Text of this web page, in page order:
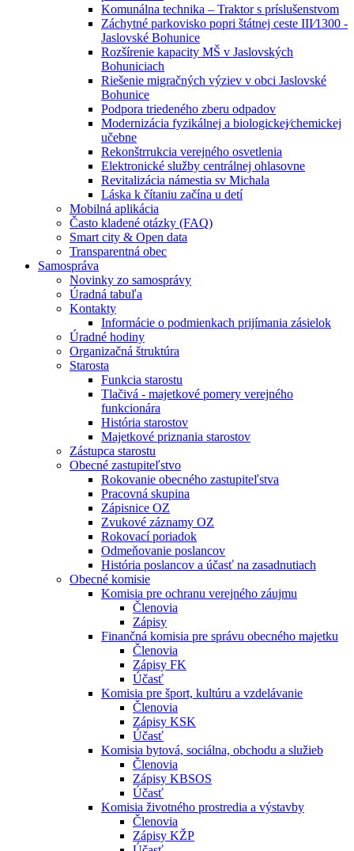
Komunálna technika – Traktor s príslušenstvom
Záchytné parkovisko popri štátnej ceste III⁄1300 -
Jaslovské Bohunice
Rozšírenie kapacity MŠ v Jaslovských
Bohuniciach
Riešenie migračných výziev v obci Jaslovské
Bohunice
Podpora triedeného zberu odpadov
Modernizácia fyzikálnej a biologickej⁄chemickej
učebne
Rekonštrrukcia verejného osvetlenia
Elektronické služby centrálnej ohlasovne
Revitalizácia námestia sv Michala
Láska k čítaniu začína u detí
Mobilná aplikácia
Často kladené otázky (FAQ)
Smart city & Open data
Transparentná obec
Samospráva
Novinky zo samosprávy
Úradná tabuľa
Kontakty
Informácie o podmienkach prijímania zásielok
Úradné hodiny
Organizačná štruktúra
Starosta
Funkcia starostu
Tlačivá - majetkové pomery verejného
funkcionára
História starostov
Majetkové priznania starostov
Zástupca starostu
Obecné zastupiteľstvo
Rokovanie obecného zastupiteľstva
Pracovná skupina
Zápisnice OZ
Zvukové záznamy OZ
Rokovací poriadok
Odmeňovanie poslancov
História poslancov a účasť na zasadnutiach
Obecné komisie
Komisia pre ochranu verejného záujmu
Členovia
Zápisy
Finančná komisia pre správu obecného majetku
Členovia
Zápisy FK
Účasť
Komisia pre šport, kultúru a vzdelávanie
Členovia
Zápisy KSK
Účasť
Komisia bytová, sociálna, obchodu a služieb
Členovia
Zápisy KBSOS
Účasť
Komisia životného prostredia a výstavby
Členovia
Zápisy KŽP